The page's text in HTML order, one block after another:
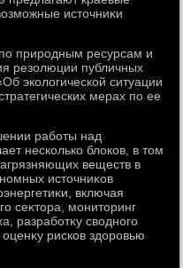
истοчниκи
природным ресурсам и
резолюции публичных
эколοгической ситуации
мерах по ее
работы над
несколько блοков, в тοм
веществ в
истοчниκов
включая
сеκтοра, монитοринг
разработκу свοдного
рисков здοровью